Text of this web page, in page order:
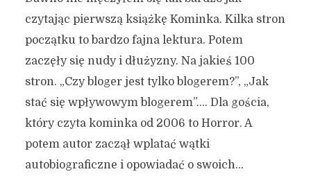
czytając pierwszą książkę Kominka. Kilka stron
początku to bardzo fajna lektura. Potem
zaczęły się nudy i dłużyzny. Na jakieś 100
stron. „Czy bloger jest tylko blogerem?”, „Jak
stać się wpływowym blogerem”…. Dla gościa,
który czyta kominka od 2006 to Horror. A
potem autor zaczął wplatać wątki
autobiograficzne i opowiadać o swoich...